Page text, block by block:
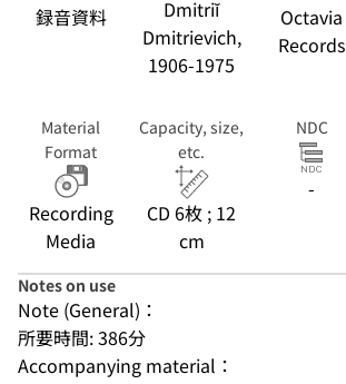
録音資料
Dmitriĭ
Dmitrievich,
1906-1975
Octavia
Records
Material
Format
Recording
Media
Capacity, size,
etc.
CD 6枚 ; 12
cm
NDC
-
Notes on use
Note (General)：
所要時間: 386分
Accompanying material：